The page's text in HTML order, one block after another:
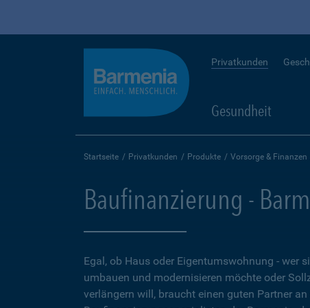
Privatkunden
Gesundheit
Startseite Privatkunden Produkte Vorsorge & Finanzen
Baufinanzierung -
Egal, ob Haus oder Eigentumswohnung - wer
umbauen und modernisieren möchte oder
verlängern will, braucht einen guten Partner